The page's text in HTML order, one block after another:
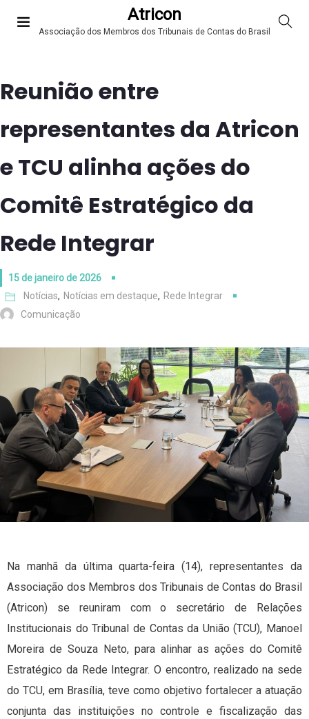
Atricon
Associação dos Membros dos Tribunais de Contas do Brasil
Reunião entre
representantes da Atricon
e TCU alinha ações do
Comitê Estratégico da
Rede Integrar
15 de janeiro de 2026
Notícias, Notícias em destaque, Rede Integrar
Comunicação
Na manhã da última quarta-feira (14), representantes da
Associação dos Membros dos Tribunais de Contas do Brasil
(Atricon) se reuniram com o secretário de Relações
Institucionais do Tribunal de Contas da União (TCU), Manoel
Moreira de Souza Neto, para alinhar as ações do Comitê
Estratégico da Rede Integrar. O encontro, realizado na sede
do TCU, em Brasília, teve como objetivo fortalecer a atuação
conjunta das instituições no controle e fiscalização das